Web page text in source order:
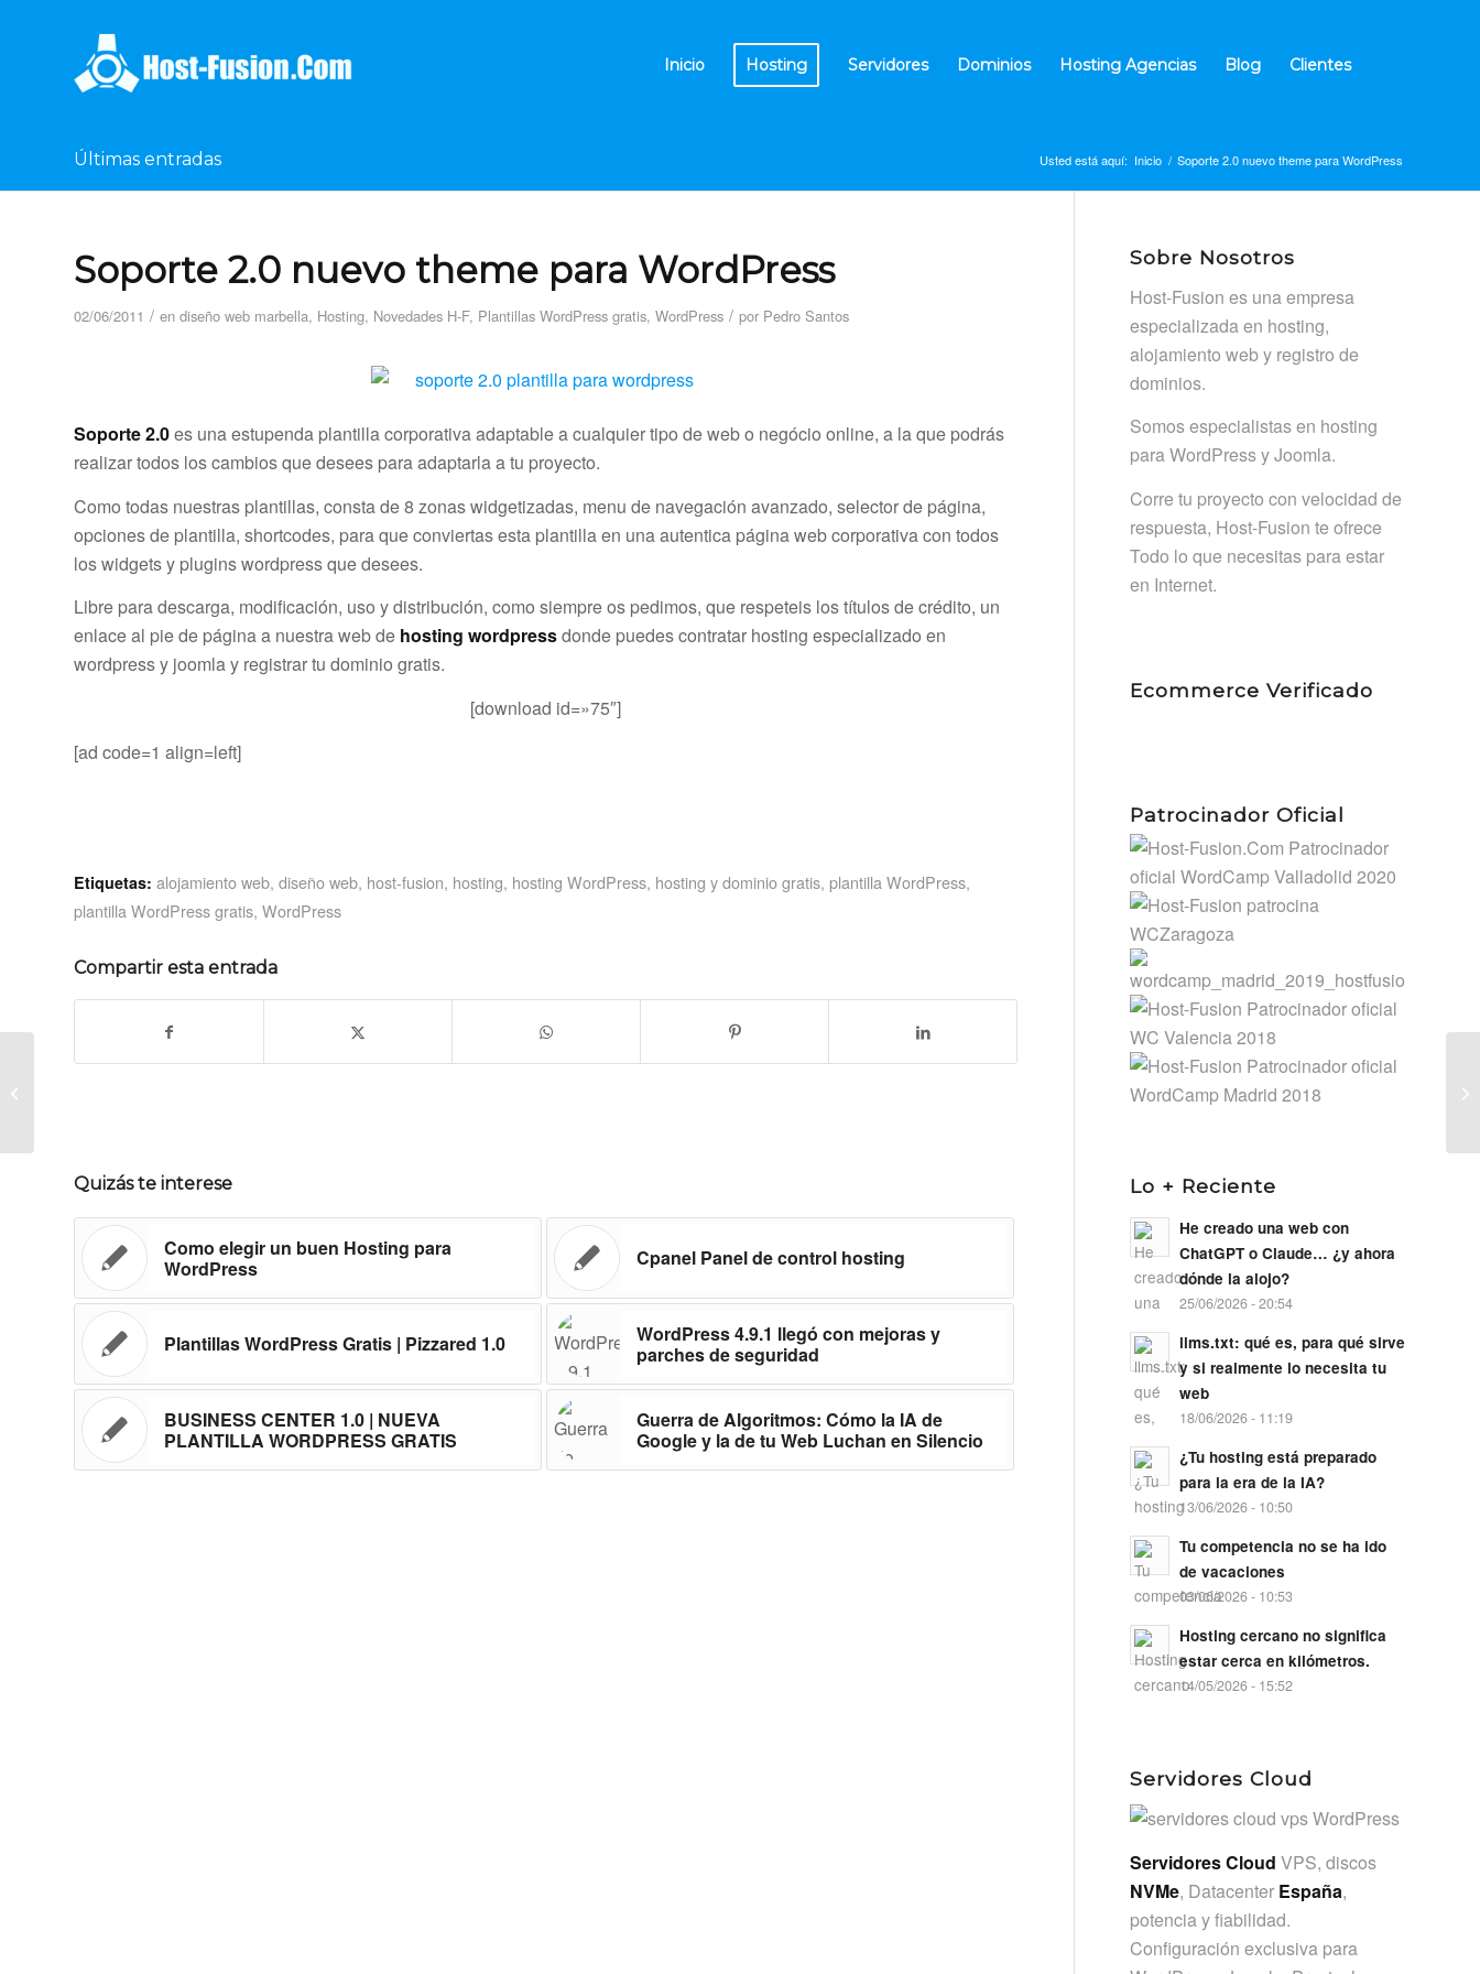
Inicio Hosting Servidores Dominios Hosting Agencias Blog Clientes
Últimas entradas Usted está aquí: Inicio / Soporte 2.0 nuevo theme para WordPress
Soporte 2.0 nuevo theme para WordPress
02/06/2011 / en diseño web marbella, Hosting, Novedades H-F, Plantillas WordPress gratis, WordPress / por Pedro Santos
Soporte 2.0es una estupenda plantilla corporativa adaptable a cualquier tipo de web o negócio online, a la que podrás
realizar todos los cambios que desees para adaptarla a tu proyecto.
Como todas nuestras plantillas, consta de 8 zonas widgetizadas, menu de navegación avanzado, selector de página,
opciones de plantilla, shortcodes, para que conviertas esta plantillaen una autentica página web corporativa con todos
los widgets y plugins wordpress que desees.
Libre para descarga, modificación, uso y distribución, como siempre os pedimos, que respeteis los títulos de crédito, un
enlace al pie de página a nuestra web de hosting wordpressdonde puedes contratar hosting especializado en
wordpress y joomla y registrar tu dominio gratis.
[download id=»75″]
[ad code=1 align=left]
Etiquetas: alojamiento web, diseño web, host-fusion, hosting, hosting WordPress, hosting y dominio gratis, plantilla WordPress,
plantilla WordPress gratis, WordPress
Compartir esta entrada
Quizás te interese
Como elegir un buen Hosting para
WordPress
Cpanel Panel de control hosting
Plantillas WordPress Gratis | Pizzared 1.0
WordPress 4.9.1 llegó con mejoras y
parches de seguridad
BUSINESS CENTER 1.0 | NUEVA
PLANTILLA WORDPRESS GRATIS
Guerra de Algoritmos: Cómo la IA de
Google y la de tu Web Luchan en Silencio
Sobre Nosotros
Host-Fusion es una empresa
especializada en hosting,
alojamiento web y registro de
dominios.
Somos especialistas en hosting
para WordPress y Joomla.
Corre tu proyecto con velocidad de
respuesta, Host-Fusion te ofrece
Todo lo que necesitas para estar
en Internet.
Ecommerce Verificado
Patrocinador Oficial
Lo + Reciente
He creado una web con
ChatGPT o Claude… ¿y ahora
dónde la alojo?
25/06/2026 - 20:54
llms.txt: qué es, para qué sirve
y si realmente lo necesita tu
web
18/06/2026 - 11:19
¿Tu hosting está preparado
para la era de la IA?
13/06/2026 - 10:50
Tu competencia no se ha ido
de vacaciones
03/06/2026 - 10:53
Hosting cercano no significa
estar cerca en kilómetros.
14/05/2026 - 15:52
Servidores Cloud
Servidores Cloud VPS, discos
NVMe, Datacenter España,
potencia y fiabilidad.
Configuración exclusiva para